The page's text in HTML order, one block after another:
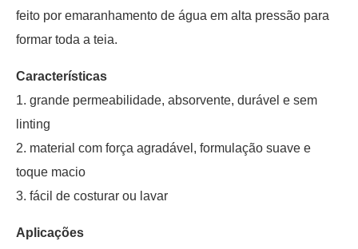
feito por emaranhamento de água em alta pressão para
formar toda a teia.
Características
1. grande permeabilidade, absorvente, durável e sem
linting
2. material com força agradável, formulação suave e
toque macio
3. fácil de costurar ou lavar
Aplicações